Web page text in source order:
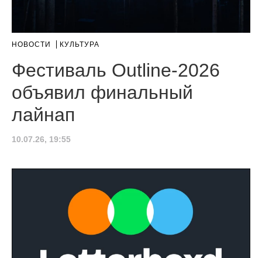
НОВОСТИ КУЛЬТУРА
Фестиваль Outline-2026
объявил финальный
лайнап
10.07.26, 19:55